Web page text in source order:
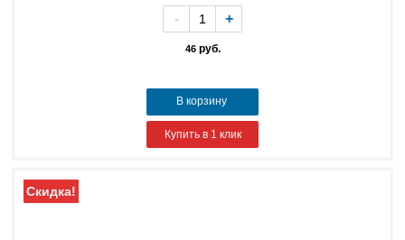
46руб.
- +
В корзину
Купить в 1 клик
Скидка!